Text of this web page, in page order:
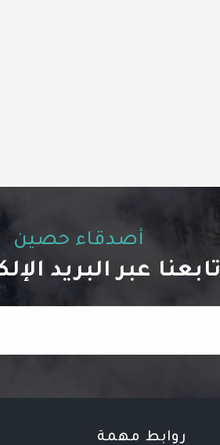
أصدقاء حصين
تابعنا عبر البريد
روابط مهمة